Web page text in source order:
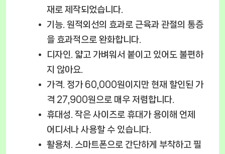
재로 제작되었습니다.
기능. 원적외선의 효과로 근육과 관절의 통증
을 효과적으로 완화합니다.
디자인.
얇고 가벼워서 붙이고 있어도 불편하
지 않아요.
가격. 정가 60,000원이지만 현재 할인된 가
격 27,900원으로 매우 저렴합니다.
휴대성. 작은 사이즈로 휴대가 용이해 언제
어디서나 사용할 수 있습니다.
활용처.
스마트폰으로 간단하게 부착하고 필